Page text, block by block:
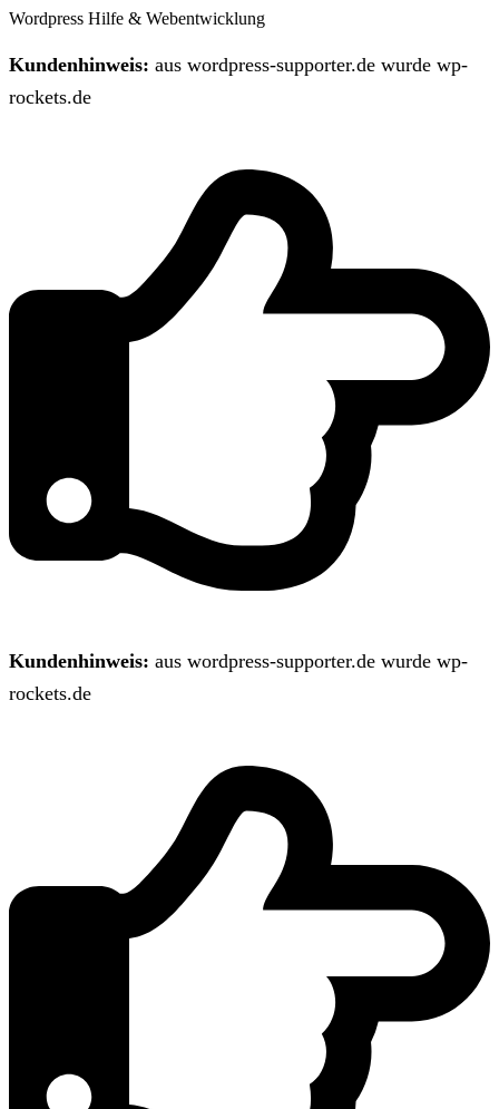
Wordpress Hilfe & Webentwicklung
Kundenhinweis: aus wordpress-supporter.de wurde wp-
rockets.de
Kundenhinweis: aus wordpress-supporter.de wurde wp-
rockets.de